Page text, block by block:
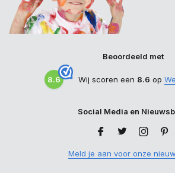
Beoordeeld met
8.6 Wij scoren een 8.6 op
Social Media en
Meld je aan voor onze